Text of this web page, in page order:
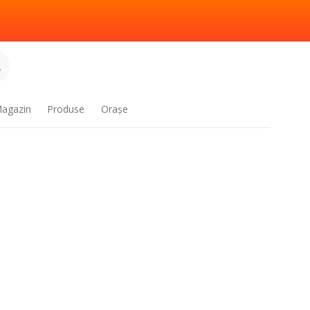
Produse Oraşe